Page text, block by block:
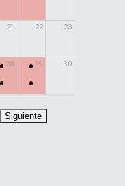
21 22 23
28
•
•
29
•
•
30